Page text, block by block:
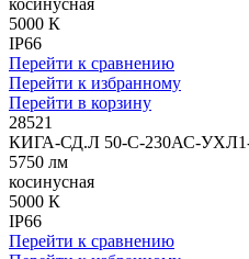
косинусная
5000 К
IP66
Перейти к сравнению
Перейти к избранному
Перейти в корзину
28521
КИГА-СД.Л 50-С-230АС-УХЛ1-
5750 лм
косинусная
5000 К
IP66
Перейти к сравнению